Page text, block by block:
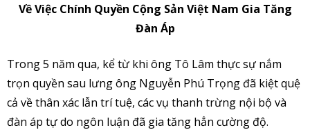
Về Việc Chính Quyền Cộng Sản Việt Nam Gia Tăng
Đàn Áp
Trong 5 năm qua, kể từ khi ông Tô Lâm thực sự nắm
trọn quyền sau lưng ông Nguyễn Phú Trọng đã kiệt quệ
cả về thân xác lẫn trí tuệ, các vụ thanh trừng nội bộ và
đàn áp tự do ngôn luận đã gia tăng hẳn cường độ.